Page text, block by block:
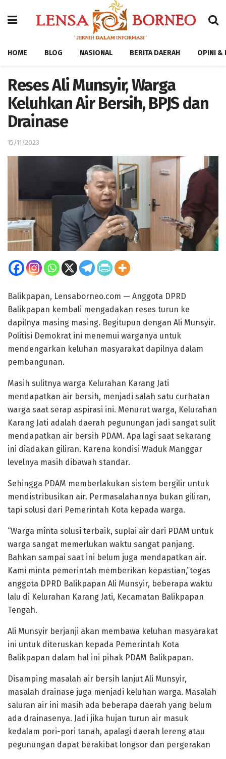
HOME BLOG NASIONAL BERITA DAERAH OPINI &
Reses Ali Munsyir, Warga
Keluhkan Air Bersih, BPJS dan
Drainase
15/11/2023
Balikpapan, Lensaborneo.com — Anggota DPRD
Balikpapan kembali mengadakan reses turun ke
dapilnya masing masing. Begitupun dengan Ali Munsyir.
Politisi Demokrat ini menemui warganya untuk
mendengarkan keluhan masyarakat dapilnya dalam
pembangunan.
Masih sulitnya warga Kelurahan Karang Jati
mendapatkan air bersih, menjadi salah satu curhatan
warga saat serap aspirasi ini. Menurut warga, Kelurahan
Karang Jati adalah daerah pegunungan jadi sangat sulit
mendapatkan air bersih PDAM. Apa lagi saat sekarang
ini diadakan giliran. Karena kondisi Waduk Manggar
levelnya masih dibawah standar.
Sehingga PDAM memberlakukan sistem bergilir untuk
mendistribusikan air. Permasalahannya bukan giliran,
tapi solusi dari Pemerintah Kota kepada warga.
“Warga minta solusi terbaik, suplai air dari PDAM untuk
warga sangat memerlukan waktu sangat panjang.
Bahkan sampai saat ini belum juga mendapatkan air.
Kami minta pemerintah memberikan kepastian,”tegas
anggota DPRD Balikpapan Ali Munsyir, beberapa waktu
lalu di Kelurahan Karang Jati, Kecamatan Balikpapan
Tengah.
Ali Munsyir berjanji akan membawa keluhan masyarakat
ini untuk diteruskan kepada Pemerintah Kota
Balikpapan dalam hal ini pihak PDAM Balikpapan.
Disamping masalah air bersih lanjut Ali Munsyir,
masalah drainase juga menjadi keluhan warga. Masalah
saluran air ini masih ada beberapa daerah yang belum
ada drainasenya. Jadi jika hujan turun air masuk
kedalam pori-pori tanah, apalagi daerah lereng atau
pegunungan dapat berakibat longsor dan pergerakan